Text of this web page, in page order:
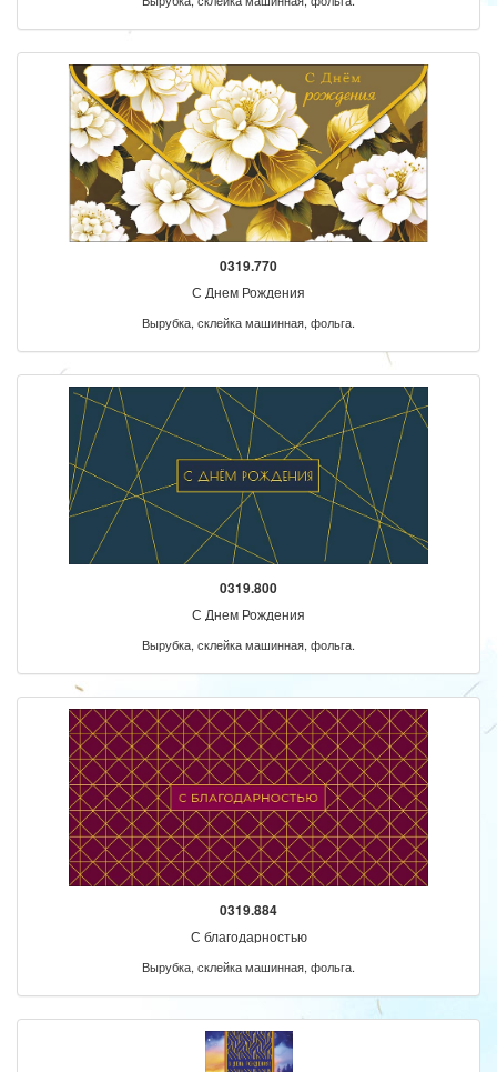
0319.770
С Днем Рождения
Вырубка, склейка машинная, фольга.
0319.800
С Днем Рождения
Вырубка, склейка машинная, фольга.
0319.884
С благодарностью
Вырубка, склейка машинная, фольга.